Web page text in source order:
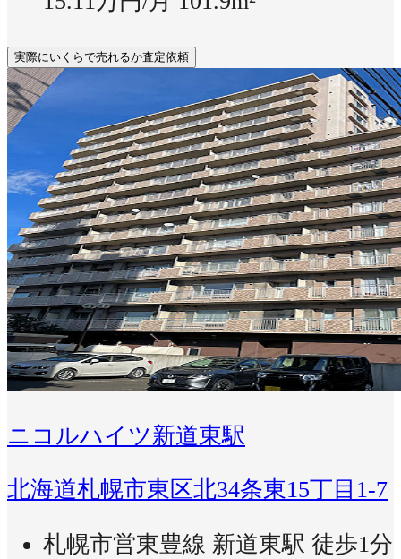
実際にいくらで売れるか査定依頼
ニコルハイツ新道東駅
北海道札幌市東区北34条東15丁目1-7
札幌市営東豊線 新道東駅 徒歩1分